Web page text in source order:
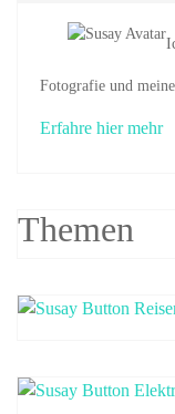
Fotografie und
Erfahre hier mehr
Themen